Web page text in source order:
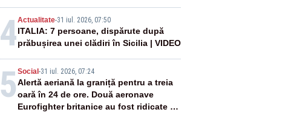
rachetă rusească
4Actualitate-31 iul. 2026, 07:50
ITALIA: 7 persoane, dispărute după
prăbușirea unei clădiri în Sicilia | VIDEO
5 Social-31 iul. 2026, 07:24
Alertă aeriană la graniță pentru a treia
oară în 24 de ore. Două aeronave
Eurofighter britanice au fost ridicate de